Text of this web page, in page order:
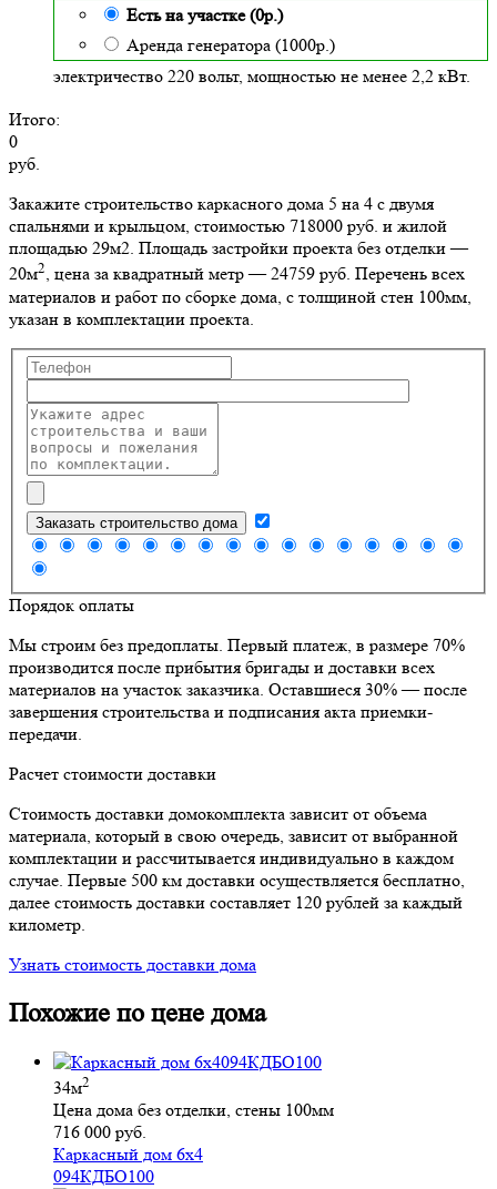
Есть на участке (0р.)
Аренда генератора (1000р.)
электричество 220 вольт, мощностью не менее 2,2 кВт.
Итого:
0
руб.
Закажите строительство каркасного дома 5 на 4 с двумя
спальнями и крыльцом, стоимостью 718000 руб. и жилой
площадью 29м2. Площадь застройки проекта без отделки —
20м2, цена за квадратный метр — 24759 руб. Перечень всех
материалов и работ по сборке дома, с толщиной стен 100мм,
указан в комплектации проекта.
Заказать строительство дома
Порядок оплаты
Мы строим без предоплаты. Первый платеж, в размере 70%
производится после прибытия бригады и доставки всех
материалов на участок заказчика. Оставшиеся 30% — после
завершения строительства и подписания акта приемки-
передачи.
Расчет стоимости доставки
Стоимость доставки домокомплекта зависит от объема
материала, который в свою очередь, зависит от выбранной
комплектации и рассчитывается индивидуально в каждом
случае. Первые 500 км доставки осуществляется бесплатно,
далее стоимость доставки составляет 120 рублей за каждый
километр.
Узнать стоимость доставки дома
Похожие по цене дома
34м2
Цена дома без отделки, стены 100мм
716 000 руб.
Каркасный дом 6х4
094КДБО100